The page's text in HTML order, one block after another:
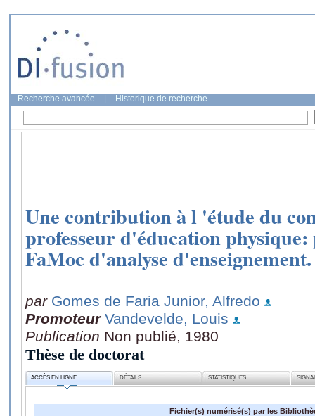
Recherche avancée Historique de recherche
Une contribution à l 'étude du
professeur d'éducation
FaMoc d'analyse d'enseignement.
par Gomes de Faria Junior, Alfredo
Promoteur Vandevelde, Louis
Publication Non publié, 1980
Thèse de doctorat
ACCÈS EN LIGNE DÉTAILS STATISTIQUES
Fichier(s) numérisé(s) par les